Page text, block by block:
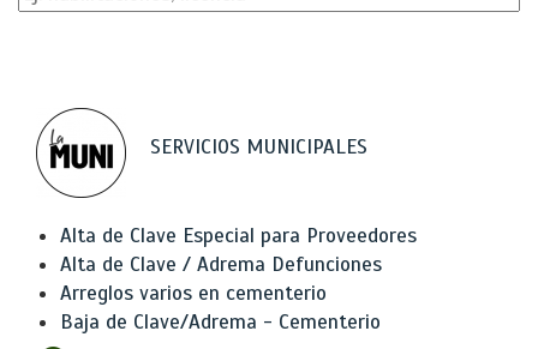
SERVICIOS MUNICIPALES
Alta de Clave Especial para Proveedores
Alta de Clave / Adrema Defunciones
Arreglos varios en cementerio
Baja de Clave/Adrema - Cementerio